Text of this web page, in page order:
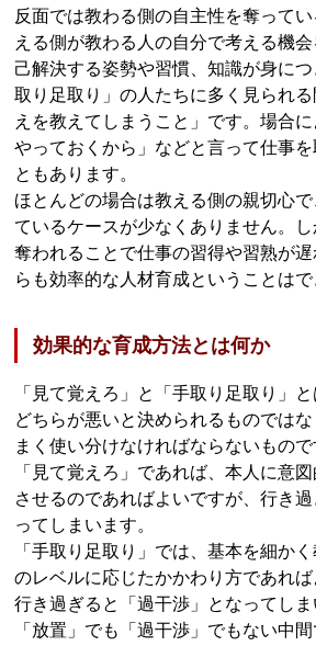
反面では教わる側の自主性を奪って
える側が教わる人の自分で考える機
己解決する姿勢や習慣、知識が身に
取り足取り」の人たちに多く見られ
えを教えてしまうこと」です。場合
やっておくから」などと言って仕事
ともあります。
ほとんどの場合は教える側の親切心
ているケースが少なくありません。
奪われることで仕事の習得や習熟が
らも効率的な人材育成ということはで
効果的な育成方法とは何か
「見て覚えろ」と「手取り足取り」
どちらが悪いと決められるものでは
まく使い分けなければならないもので
「見て覚えろ」であれば、本人に意
させるのであればよいですが、行き
ってしまいます。
「手取り足取り」では、基本を細か
のレベルに応じたかかわり方であれば
行き過ぎると「過干渉」となってしま
「放置」でも「過干渉」でもない中